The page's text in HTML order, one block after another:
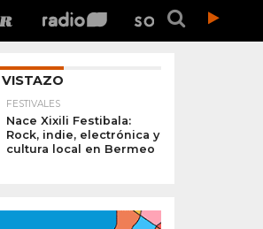
VISTAZO
FESTIVALES
Nace Xixili Festibala:
Rock, indie, electrónica y
cultura local en Bermeo